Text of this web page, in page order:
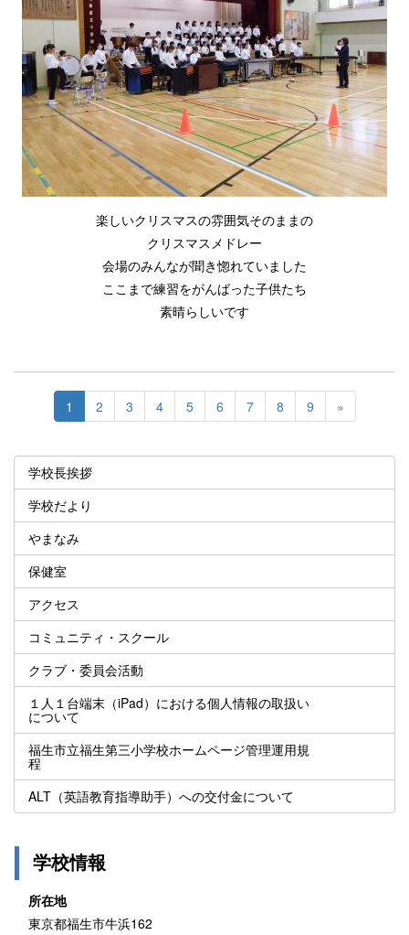
楽しいクリスマスの雰囲気そのままの
クリスマスメドレー
会場のみんなが聞き惚れていました
ここまで練習をがんばった子供たち
素晴らしいです
1 2 3 4 5 6 7 8 9 »
学校長挨拶
学校だより
やまなみ
保健室
アクセス
コミュニティ・スクール
クラブ・委員会活動
１人１台端末（iPad）における個人情報の取扱い
について
福生市立福生第三小学校ホームページ管理運用規
程
ALT（英語教育指導助手）への交付金について
学校情報
所在地
東京都福生市牛浜162